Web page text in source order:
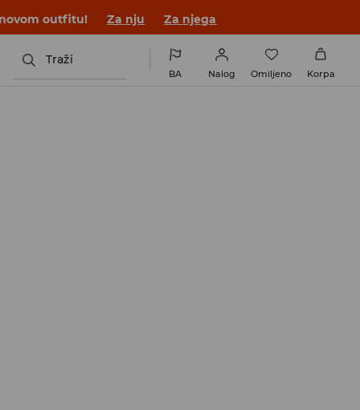
outfitu! Za nju Za njega
Traži
BA Nalog Omiljeno Korpa